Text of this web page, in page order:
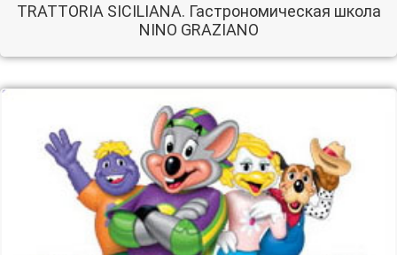
TRATTORIA SICILIANA. Гастрономическая школа
NINO GRAZIANO